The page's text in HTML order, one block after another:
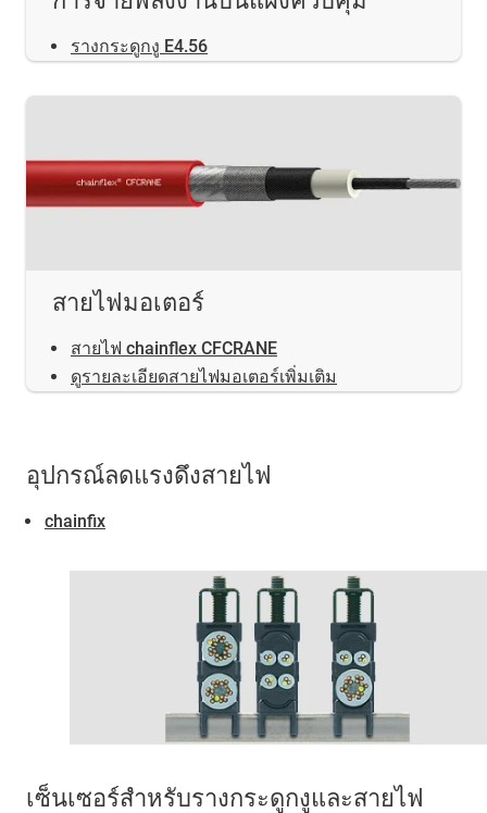
รางกระดูกงู E4.56
สายไฟมอเตอร์
สายไฟ chainflex CFCRANE
ดูรายละเอียดสายไฟมอเตอร์เพิ่มเติม
อุปกรณ์ลดแรงดึงสายไฟ
chainfix
เซ็นเซอร์สำหรับรางกระดูกงูและสายไฟ